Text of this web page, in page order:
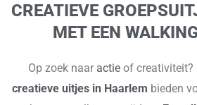
CREATIEVE
MET EEN
Op zoek naar actie of creativiteit?
creatieve uitjes in Haarlem bieden